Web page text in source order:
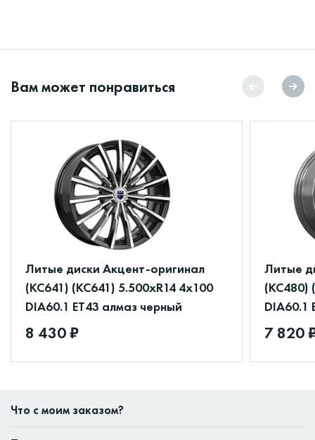
Вам может понравиться
Литые диски Акцент-оригинал
(КС641) (КС641) 5.500xR14 4x100
DIA60.1 ET43 алмаз черный
8 430 ₽
Литые
(КС480)
DIA60.1
7 820
Что с моим заказом?